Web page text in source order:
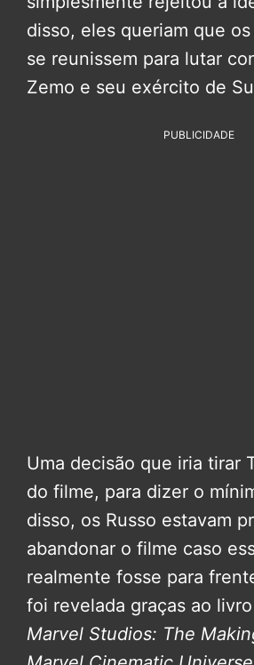
disso, eles queriam que
se reunissem para lutar
Zemo e seu exército de
PUBLICIDADE
Uma decisão que iria tirar
do filme, para dizer o
disso, os Russo estavam
abandonar o filme caso
realmente fosse para
foi revelada graças ao livro
Marvel Studios: The